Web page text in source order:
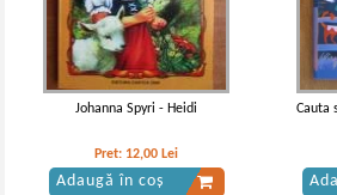
IN STOC
Pret:16,00Lei11,20Lei
Adaugă în coș
Johanna Spyri - Heidi
Pret: 12,00 Lei
Adaugă în coș
Cauta